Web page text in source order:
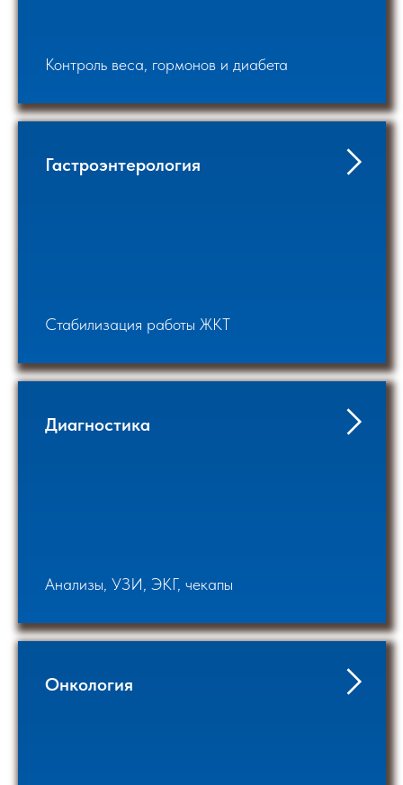
Контроль веса, гормонов и диабета
Гастроэнтерология
Стабилизация работы ЖКТ
Диагностика
Анализы, УЗИ, ЭКГ, чекапы
Онкология